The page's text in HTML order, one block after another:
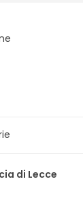
di Lecce